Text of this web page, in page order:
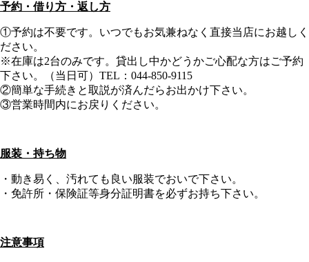
予約・借り方・返し方
①予約は不要です。いつでもお気兼ねなく直接当店にお越しく
ださい。
※在庫は2台のみです。貸出し中かどうかご心配な方はご予約
下さい。（当日可）TEL：044-850-9115
②簡単な手続きと取説が済んだらお出かけ下さい。
③営業時間内にお戻りください。
服装・持ち物
・動き易く、汚れても良い服装でおいで下さい。
・免許所・保険証等身分証明書を必ずお持ち下さい。
注意事項